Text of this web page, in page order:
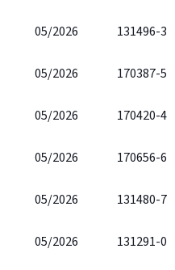
05/2026 131496-3
05/2026 170387-5
05/2026 170420-4
05/2026 170656-6
05/2026 131480-7
05/2026 131291-0